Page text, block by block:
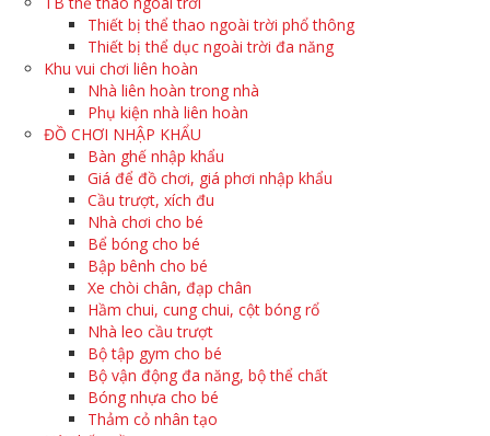
Thiết bị thể thao ngoài trời phổ thông
Thiết bị thể dục ngoài trời đa năng
Khu vui chơi liên hoàn
Nhà liên hoàn trong nhà
Phụ kiện nhà liên hoàn
ĐỒ CHƠI NHẬP KHẨU
Bàn ghế nhập khẩu
Giá để đồ chơi, giá phơi nhập khẩu
Cầu trượt, xích đu
Nhà chơi cho bé
Bể bóng cho bé
Bập bênh cho bé
Xe chòi chân, đạp chân
Hầm chui, cung chui, cột bóng rổ
Nhà leo cầu trượt
Bộ tập gym cho bé
Bộ vận động đa năng, bộ thể chất
Bóng nhựa cho bé
Thảm cỏ nhân tạo